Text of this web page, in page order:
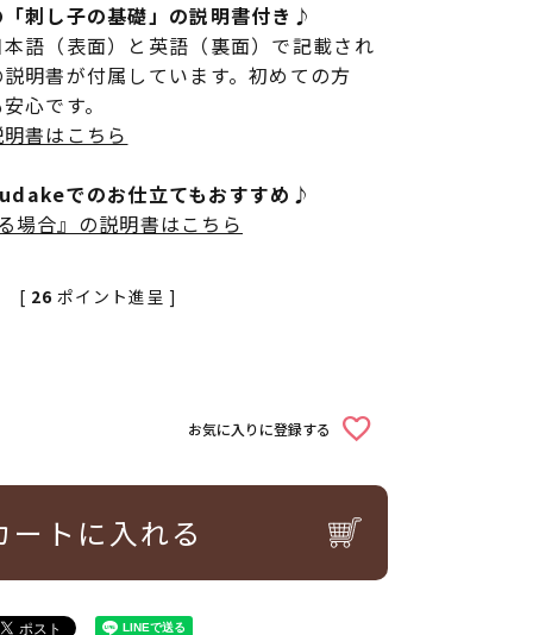
刺し子の基礎」の説明書付き♪
語（表面）と英語（裏面）で記載され
明書が付属しています。初めての方
心です。
書はこちら
でのお仕立てもおすすめ♪
場合』の説明書はこちら
[ 26 ポイント進呈 ]
お気に入りに登録する
ートに入れる